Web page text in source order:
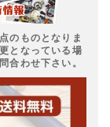
のものとなりま
となっている場
合わせ下さい。